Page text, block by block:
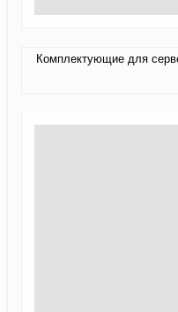
Комплектующие для